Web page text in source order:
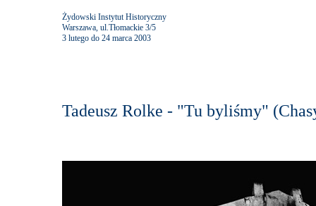
Żydowski Instytut Historyczny
Warszawa, ul.Tłomackie 3/5
3 lutego do 24 marca 2003
Tadeusz Rolke - "Tu byliśmy"